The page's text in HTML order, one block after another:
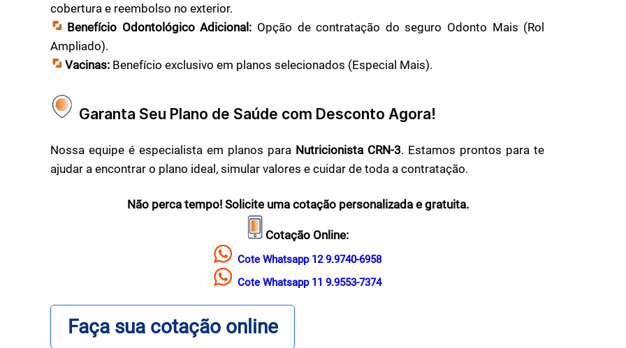
cobertura e reembolso no exterior.
Benefício Odontológico Adicional: Opção de contratação do seguro Odonto Mais (Rol
Ampliado).
Vacinas: Benefício exclusivo em planos selecionados (Especial Mais).
Garanta Seu Plano de Saúde com Desconto Agora!
Nossa equipe é especialista em planos para Nutricionista CRN-3. Estamos prontos para te
ajudar a encontrar o plano ideal, simular valores e cuidar de toda a contratação.
Não perca tempo! Solicite uma cotação personalizada e gratuita.
Cotação Online:
Cote Whatsapp 12 9.9740-6958
Cote Whatsapp 11 9.9553-7374
Faça sua cotação online